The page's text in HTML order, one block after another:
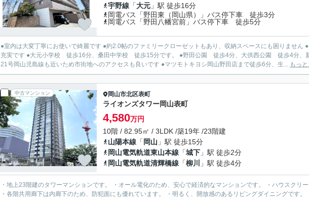
宇野線 「大元 」駅 徒歩16分
岡電バス「野田東（岡山県）」バス停下車 徒歩3分
岡電バス「野田八幡宮前」バス停下車 徒歩5分
●室内は大変丁寧にお使いで綺麗です ●約2.0帖のファミリークローゼットもあり、収納スペースにも困りません
充実です ●大元小学校 徒歩16分、桑田中学校 徒歩15分です。 ●野田公園 徒歩4分、大供西公園 徒歩4分、
21号岡山児島線も近いため市街地へのアクセスも良いです ●マツモトキヨシ岡山野田店まで徒歩6分、生... もっ
中古マンション 岡山市北区表町
ライオンズタワー岡山表町
4,580万円
10階 / 82.95㎡ / 3LDK /築19年 /23階建
山陽本線 「 岡山 」駅 徒歩15分
岡山電気軌道東山本線 「城下 」駅 徒歩2分
岡山電気軌道清輝橋線 「柳川 」駅 徒歩4分
・地上23階建のタワーマンションです。 ・オール電化のため、安心で経済的なマンションです。 ・ハウスクリ
・各階共用廊下は内廊下のため、防犯面にも優れています。 ・明るく、開放感のあるリビングダイニングです。